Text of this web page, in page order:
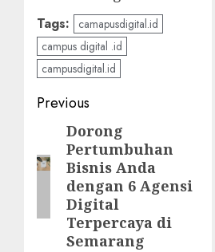
Tags:
camapusdigital.id
campus digital .id
campusdigital.id
Post
navigation
Previous
Previous
post:
Dorong
Pertumbuhan
Bisnis Anda
dengan 6 Agensi
Digital
Terpercaya di
Semarang